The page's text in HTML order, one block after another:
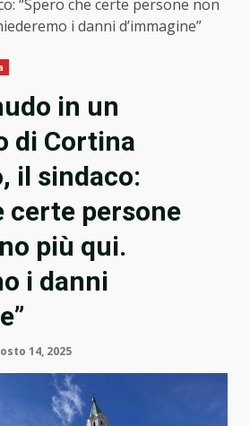
“Spero che certe persone non
i danni d’immagine”
in un
di Cortina
il sindaco:
certe persone
più qui.
i danni
14, 2025